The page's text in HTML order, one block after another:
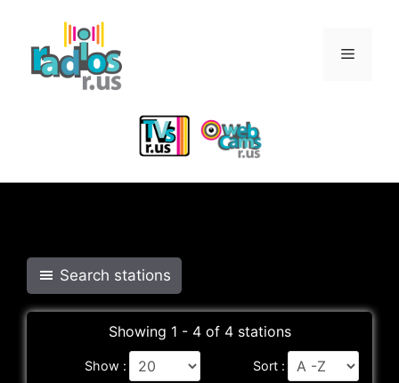
content
Menu
Search stations
Showing 1 - 4 of 4 stations
Show : Sort :